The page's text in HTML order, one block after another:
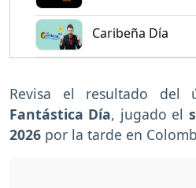
Caribeña Día
Revisa el resultado del
Fantástica Día, jugado el
2026 por la tarde en